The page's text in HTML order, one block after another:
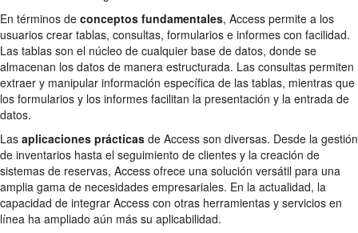
En términos de conceptos fundamentales, Access permite a los
usuarios crear tablas, consultas, formularios e informes con facilidad.
Las tablas son el núcleo de cualquier base de datos, donde se
almacenan los datos de manera estructurada. Las consultas permiten
extraer y manipular información específica de las tablas, mientras que
los formularios y los informes facilitan la presentación y la entrada de
datos.
Las aplicaciones prácticas de Access son diversas. Desde la gestión
de inventarios hasta el seguimiento de clientes y la creación de
sistemas de reservas, Access ofrece una solución versátil para una
amplia gama de necesidades empresariales. En la actualidad, la
capacidad de integrar Access con otras herramientas y servicios en
línea ha ampliado aún más su aplicabilidad.